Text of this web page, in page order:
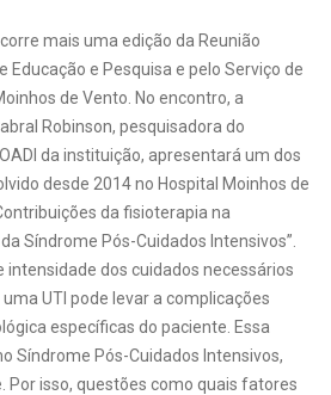
mais uma edição da Reunião
Educação e Pesquisa e pelo Serviço de
de Vento. No encontro, a
Robinson, pesquisadora do
da instituição, apresentará um dos
desde 2014 no Hospital Moinhos de
da fisioterapia na
Síndrome Pós-Cuidados Intensivos”.
intensidade dos cuidados necessários
UTI pode levar a complicações
específicas do paciente. Essa
Síndrome Pós-Cuidados Intensivos,
Por isso, questões como quais fatores